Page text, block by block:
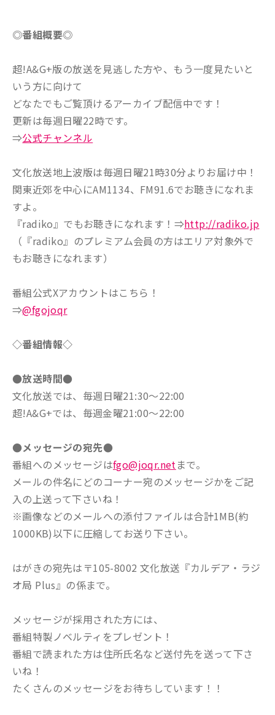
◎番組概要◎
超!A&G+版の放送を見逃した方や、もう一度見たいと
いう方に向けて
どなたでもご覧頂けるアーカイブ配信中です！
更新は毎週日曜22時です。
⇒公式チャンネル
文化放送地上波版は毎週日曜21時30分よりお届け中！
関東近郊を中心にAM1134、FM91.6でお聴きになれま
すよ。
『radiko』でもお聴きになれます！⇒http://radiko.jp
（『radiko』のプレミアム会員の方はエリア対象外で
もお聴きになれます）
番組公式Xアカウントはこちら！
⇒@fgojoqr
◇番組情報◇
●放送時間●
文化放送では、毎週日曜21:30～22:00
超!A&G+では、毎週金曜21:00～22:00
●メッセージの宛先●
番組へのメッセージはfgo@joqr.netまで。
メールの件名にどのコーナー宛のメッセージかをご記
入の上送って下さいね！
※画像などのメールへの添付ファイルは合計1MB(約
1000KB)以下に圧縮してお送り下さい。
はがきの宛先は〒105-8002 文化放送『カルデア・ラジ
オ局 Plus』の係まで。
メッセージが採用された方には、
番組特製ノベルティをプレゼント！
番組で読まれた方は住所氏名など送付先を送って下さ
いね！
たくさんのメッセージをお待ちしています！！